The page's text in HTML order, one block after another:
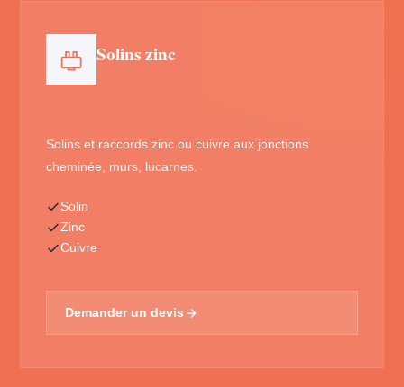
Solins zinc
Solins et raccords zinc ou cuivre aux jonctions
cheminée, murs, lucarnes.
Solin
Zinc
Cuivre
Demander un devis